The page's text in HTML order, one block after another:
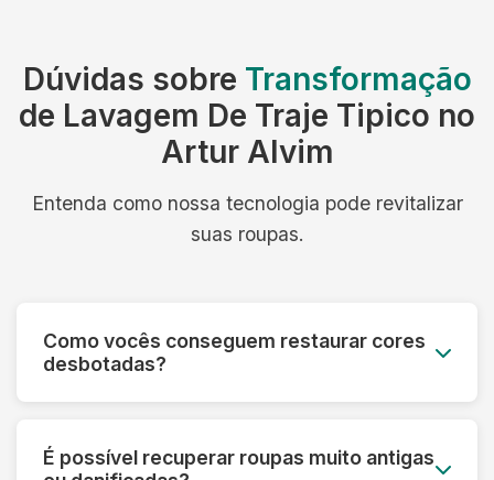
Dúvidas sobre Transformação
de Lavagem De Traje Tipico no
Artur Alvim
Entenda como nossa tecnologia pode revitalizar
suas roupas.
Como vocês conseguem restaurar cores
desbotadas?
pigmentos das fibras e aplicamos tratamentos
que devolvem a vivacidade original das cores,
É possível recuperar roupas muito antigas